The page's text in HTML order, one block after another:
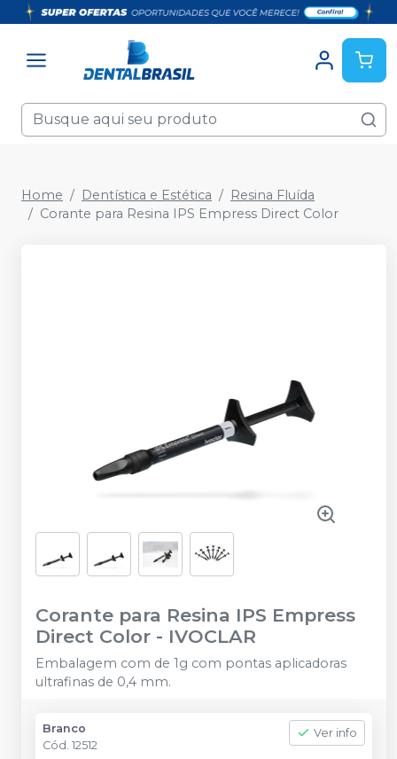
Home Dentística e Estética
Resina Fluída
Corante para Resina IPS Empress Direct Color
Corante para Resina IPS Empress
Direct Color - IVOCLAR
Embalagem com de 1g com pontas aplicadoras
ultrafinas de 0,4 mm.
Branco
Cód. 12512
Ver info